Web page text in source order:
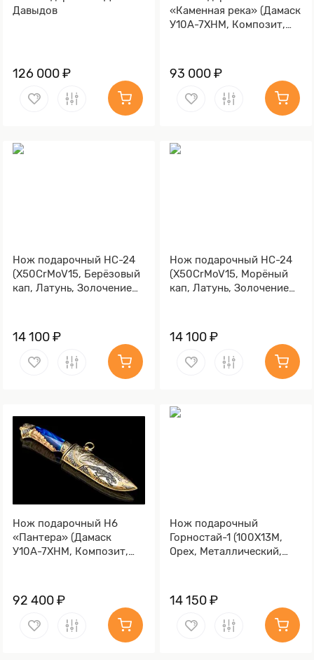
Давыдов
126 000 ₽
«Каменная река» (Дамаск
У10А-7ХНМ, Композит,
93 000 ₽
Нож подарочный НС-24
(X50CrMoV15, Берёзовый
кап, Латунь, Золочение
14 100 ₽
Нож подарочный НС-24
(X50CrMoV15, Морёный
кап, Латунь, Золочение
14 100 ₽
Нож подарочный Н6
«Пантера» (Дамаск
У10А-7ХНМ, Композит,
92 400 ₽
Нож подарочный
Горностай-1 (100Х13М,
Орех, Металлический,
14 150 ₽